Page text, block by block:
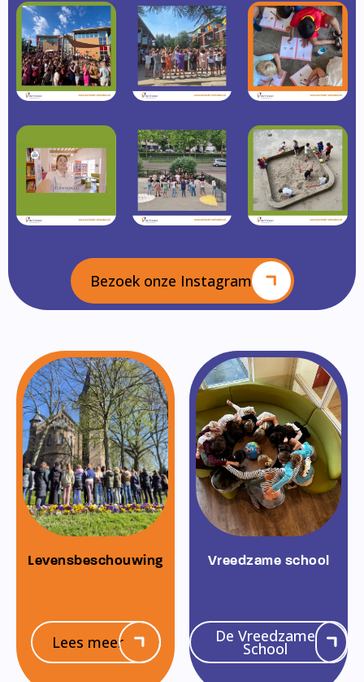
Bezoek onze Instagram
Levensbeschouwing
Lees meer
Vreedzame school
De Vreedzame
School